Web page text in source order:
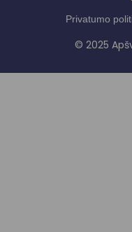
Privatumo
© 2025